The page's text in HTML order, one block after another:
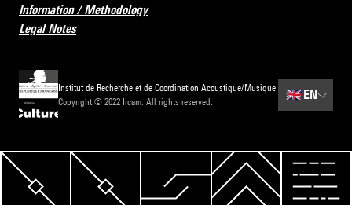
Information / Methodology
Legal Notes
Institut de Recherche et de Coordination Acoustique/Musique
Copyright © 2022 Ircam. All rights reserved.
🇬🇧 EN